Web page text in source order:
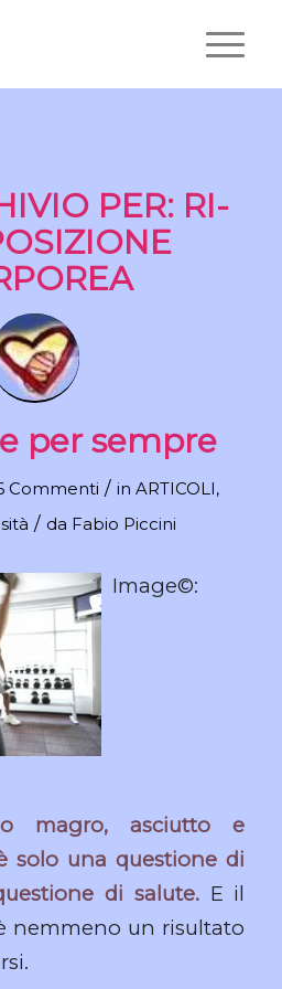
PER: RI-
per sempre
Commenti / in ARTICOLI,
/ da Fabio Piccini
Image©:
magro, asciutto e
solo una questione di
di salute.E il
nemmeno un risultato